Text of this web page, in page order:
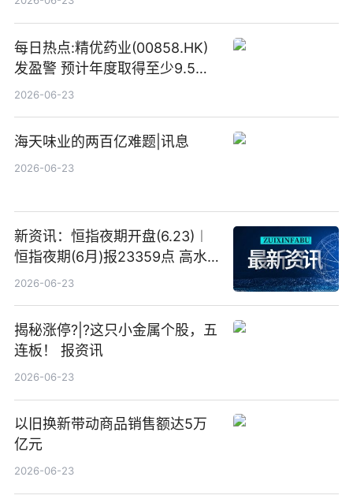
每日热点:精优药业(00858.HK)
发盈警 预计年度取得至少9.5亿
港元的亏损 同比盈转亏
2026-06-23
海天味业的两百亿难题|讯息
2026-06-23
新资讯：恒指夜期开盘(6.23)︱
恒指夜期(6月)报23359点 高水
23点
2026-06-23
揭秘涨停?|?这只小金属个股，五
连板！ 报资讯
2026-06-23
以旧换新带动商品销售额达5万
亿元
2026-06-23